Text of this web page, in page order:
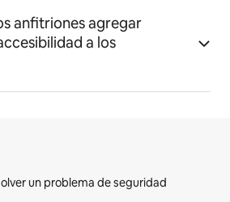
anfitriones agregar
a los
sitio web
un problema de seguridad